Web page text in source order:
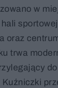
w
oraz
trwa